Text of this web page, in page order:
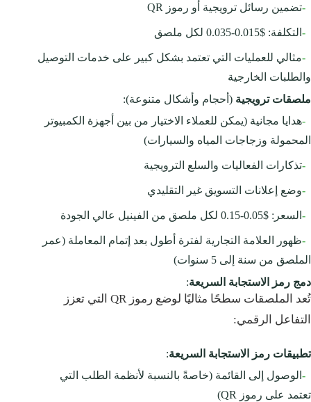
-تضمين رسائل ترويجية أو رموز QR
- التكلفة: $0.015-0.035 لكل ملصق
-مثالي للعمليات التي تعتمد بشكل كبير على خدمات التوصيل
والطلبات الخارجية
ملصقات ترويجية (أحجام وأشكال متنوعة):
-هدايا مجانية (يمكن للعملاء الاختيار من بين أجهزة الكمبيوتر
المحمولة وزجاجات المياه والسيارات)
-تذكارات الفعاليات والسلع الترويجية
-وضع إعلانات التسويق غير التقليدي
- السعر: $0.05-0.15 لكل ملصق من الفينيل عالي الجودة
-ظهور العلامة التجارية لفترة أطول بعد إتمام المعاملة (عمر
الملصق من سنة إلى 5 سنوات)
دمج رمز الاستجابة السريعة:
تُعد الملصقات سطحًا مثاليًا لوضع رموز QR التي تعزز
التفاعل الرقمي:
تطبيقات رمز الاستجابة السريعة:
- الوصول إلى القائمة (خاصةً بالنسبة لأنظمة الطلب التي
تعتمد على رموز QR)